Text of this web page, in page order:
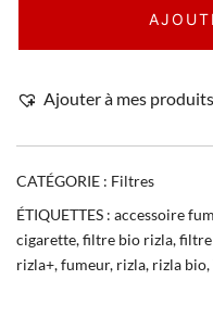
Ajouter à mes
CATÉGORIE : Filtres
ÉTIQUETTES : accessoire
cigarette,filtre bio rizla,filtre
rizla+,fumeur, rizla, rizla bio,